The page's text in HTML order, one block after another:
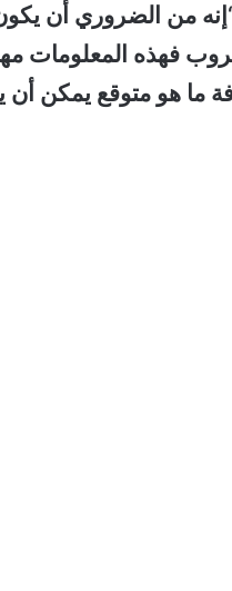
من الضروري أن
فهذه المعلومات
ما هو متوقع يمكن